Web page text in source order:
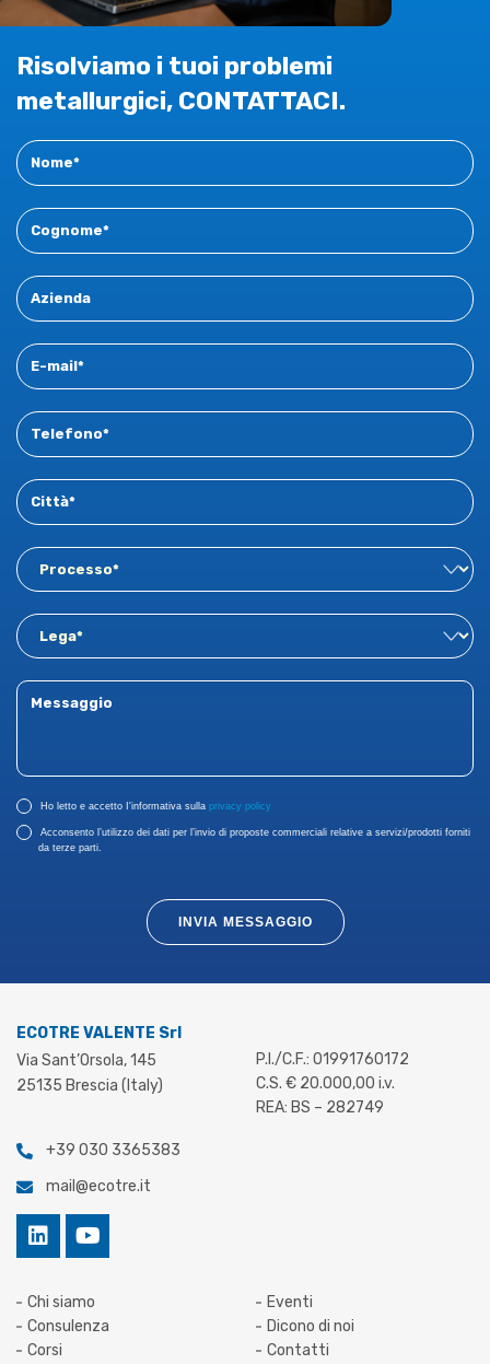
Risolviamo i tuoi problemi
metallurgici, CONTATTACI.
Contact
New
Ho letto e accetto I'informativa sulla privacy policy
Acconsento l’utilizzo dei dati per l’invio di proposte commerciali relative a servizi/prodotti forniti
da terze parti.
INVIA MESSAGGIO
ECOTRE VALENTE Srl
Via Sant’Orsola, 145
25135 Brescia (Italy)
+39 030 3365383
mail@ecotre.it
P.I./C.F.: 01991760172
C.S. € 20.000,00 i.v.
REA: BS – 282749
Chi siamo
Consulenza
Corsi
Eventi
Dicono di noi
Contatti